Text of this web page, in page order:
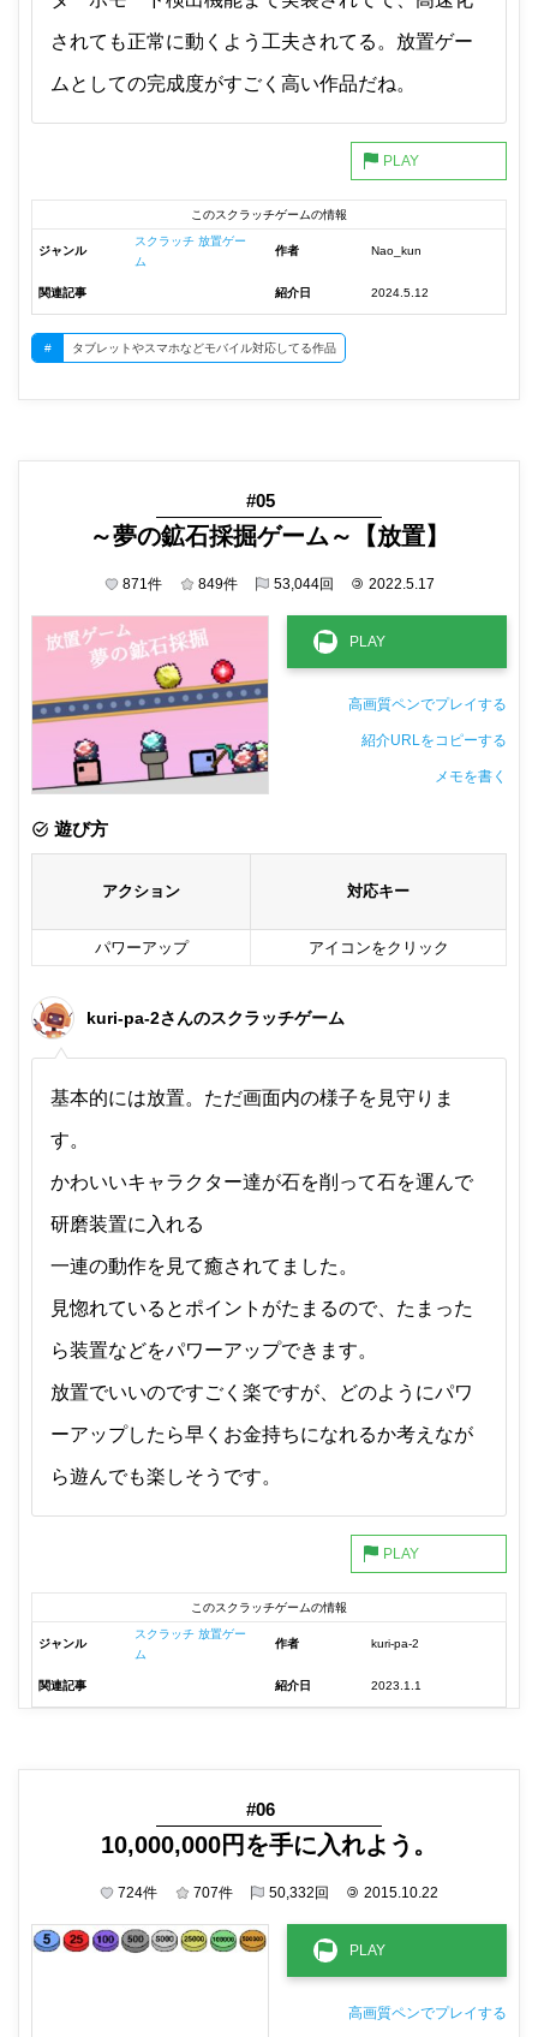
されても正常に動くよう工夫されてる。放置ゲー
ムとしての完成度がすごく高い作品だね。
このスクラッチゲームの情報
ジャンル
スクラッチ 放置ゲー
ム
作者 Nao_kun
関連記事 紹介日 2024.5.12
# タブレットやスマホなどモバイル対応してる作品
#05
～夢の鉱石採掘ゲーム～【放置】
871件 849件 53,044回 © 2022.5.17
高画質ペンでプレイする
紹介URLをコピーする
メモを書く
遊び方
アクション 対応キー
パワーアップ アイコンをクリック
kuri-pa-2さんのスクラッチゲーム
基本的には放置。ただ画面内の様子を見守りま
す。
かわいいキャラクター達が石を削って石を運んで
研磨装置に入れる
一連の動作を見て癒されてました。
見惚れているとポイントがたまるので、たまった
ら装置などをパワーアップできます。
放置でいいのですごく楽ですが、どのようにパワ
ーアップしたら早くお金持ちになれるか考えなが
ら遊んでも楽しそうです。
このスクラッチゲームの情報
ジャンル
スクラッチ 放置ゲー
ム
作者 kuri-pa-2
関連記事 紹介日 2023.1.1
#06
10,000,000円を手に入れよう。
724件 707件 50,332 回 © 2015.10.22
高画質ペンでプレイする